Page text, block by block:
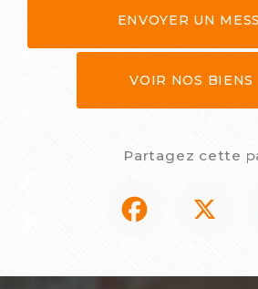
ENVOYER UN
VOIR NOS BIENS
Partagez cette